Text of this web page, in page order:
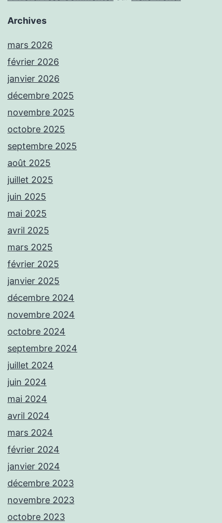
Archives
mars 2026
février 2026
janvier 2026
décembre 2025
novembre 2025
octobre 2025
septembre 2025
août 2025
juillet 2025
juin 2025
mai 2025
avril 2025
mars 2025
février 2025
janvier 2025
décembre 2024
novembre 2024
octobre 2024
septembre 2024
juillet 2024
juin 2024
mai 2024
avril 2024
mars 2024
février 2024
janvier 2024
décembre 2023
novembre 2023
octobre 2023